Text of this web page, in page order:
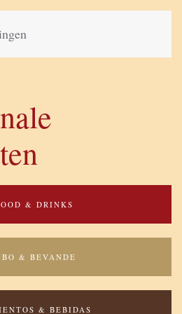
& DRINKS
& BEVANDE
& BEBIDAS